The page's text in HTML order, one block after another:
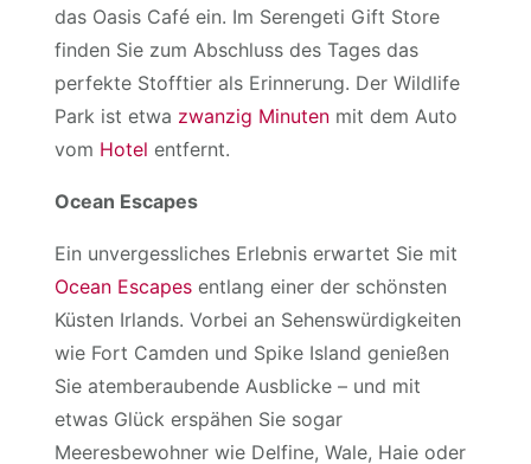
das Oasis Café ein. Im Serengeti Gift Store
finden Sie zum Abschluss des Tages das
perfekte Stofftier als Erinnerung. Der Wildlife
Park ist etwa zwanzig Minuten mit dem Auto
vom Hotel entfernt.
Ocean Escapes
Ein unvergessliches Erlebnis erwartet Sie mit
Ocean Escapes entlang einer der schönsten
Küsten Irlands. Vorbei an Sehenswürdigkeiten
wie Fort Camden und Spike Island genießen
Sie atemberaubende Ausblicke – und mit
etwas Glück erspähen Sie sogar
Meeresbewohner wie Delfine, Wale, Haie oder